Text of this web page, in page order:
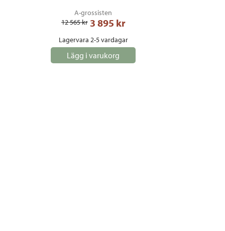
A-grossisten
12 565 kr 3 895 kr
Lagervara 2-5 vardagar
Lägg i varukorg